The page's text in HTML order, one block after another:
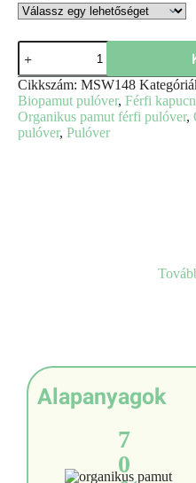
Cikkszám: MSW148
Biopamut pulóver, Férfi
Organikus pamut férfi pulóver,
pulóver, Pulóver
Alapanyagok
7
0